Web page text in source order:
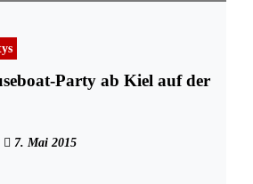
Party ab Kiel auf der
7. Mai 2015